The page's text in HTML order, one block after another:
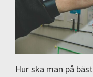
Hur ska man på